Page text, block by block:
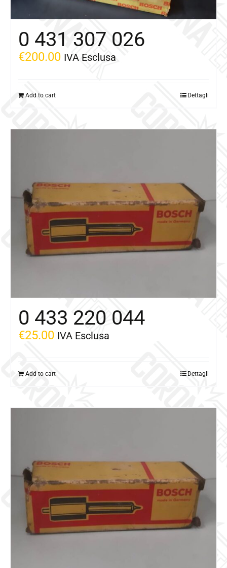
0 431 307 026
€200.00 IVA Esclusa
Add to cart Dettagli
0 433 220 044
€25.00 IVA Esclusa
Add to cart Dettagli